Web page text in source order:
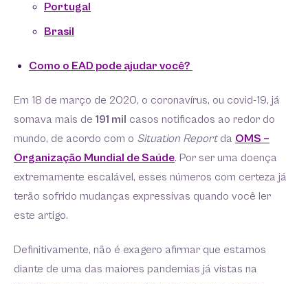
Portugal
Brasil
Como o EAD pode ajudar você?
Em 18 de março de 2020, o coronavírus, ou covid-19, já
somava mais de 191 mil casos notificados ao redor do
mundo, de acordo com o Situation Reportda OMS –
Organização Mundial de Saúde. Por ser uma doença
extremamente escalável, esses números com certeza já
terão sofrido mudanças expressivas quando você ler
este artigo.
Definitivamente, não é exagero afirmar que estamos
diante de uma das maiores pandemias já vistas na